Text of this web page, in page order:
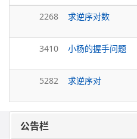
2268
求逆序对数
3410 小杨的握手问题
5282 求逆序对
公告栏